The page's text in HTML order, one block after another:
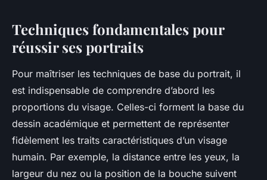
Maîtriser l'Art du Portrait :
Astuces et Techniques
Créatives à Découvrir
Camille 21 juillet 2025• 5 min de lecture
Techniques fondamentales pour
réussir ses portraits
Pour maîtriser les techniques de base du portrait, il
est indispensable de comprendre d’abord les
proportions du visage. Celles-ci forment la base du
dessin académique et permettent de représenter
fidèlement les traits caractéristiques d’un visage
humain. Par exemple, la distance entre les yeux, la
largeur du nez ou la position de la bouche suivent